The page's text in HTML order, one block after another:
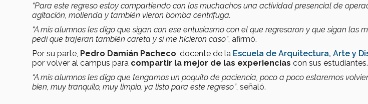
“Para este regreso estoy compartiendo con los muchachos una actividad presencial de
agitación, molienda y también vieron bomba centrífuga.
“A mis alumnos les digo que sigan con ese entusiasmo con el que regresaron y que sigan las
pedí que trajeran también careta y sí me hicieron caso”, afirmó.
Por su parte, Pedro Damián Pacheco, docente de la Escuela de Arquitectura, Arte y
por volver al campus para compartir la mejor de las experiencias con sus estudiantes.
“A mis alumnos les digo que tengamos un poquito de paciencia, poco a poco estaremos
bien, muy tranquilo, muy limpio, ya listo para este regreso”, señaló.